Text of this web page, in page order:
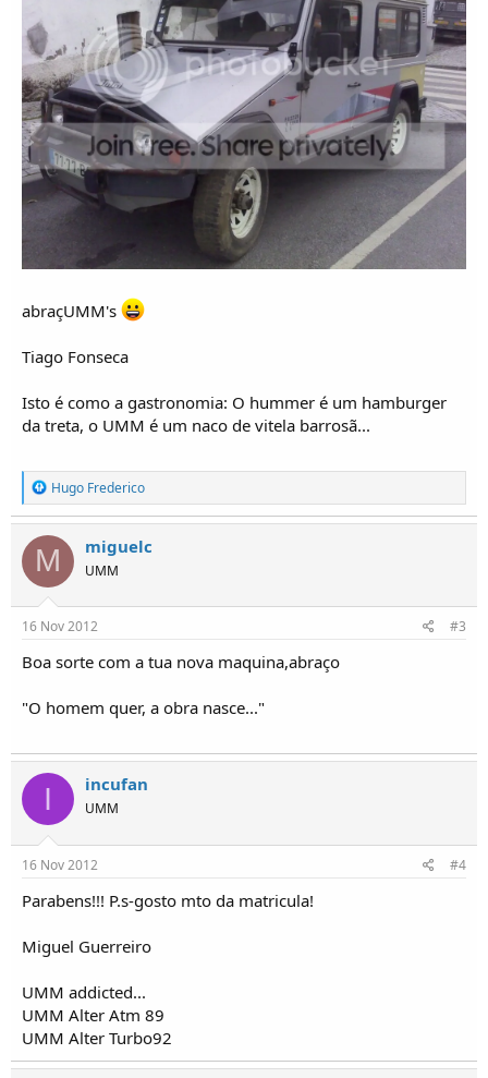
abraçUMM's
Tiago Fonseca
Isto é como a gastronomia: O hummer é um hamburger
da treta, o UMM é um naco de vitela barrosã...
R
e
a
ç
õ
e
s
:
Hugo Frederico
M miguelc
UMM
16 Nov 2012 #3
Boa sorte com a tua nova maquina,abraço
"O homem quer, a obra nasce..."
I incufan
UMM
16 Nov 2012 #4
Parabens!!! P.s-gosto mto da matricula!
Miguel Guerreiro
UMM addicted...
UMM Alter Atm 89
UMM Alter Turbo92